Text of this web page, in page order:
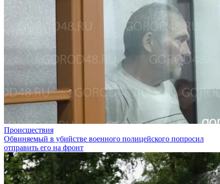
Происшествия
Обвиняемый в убийстве военного полицейского попросил
отправить его на фронт